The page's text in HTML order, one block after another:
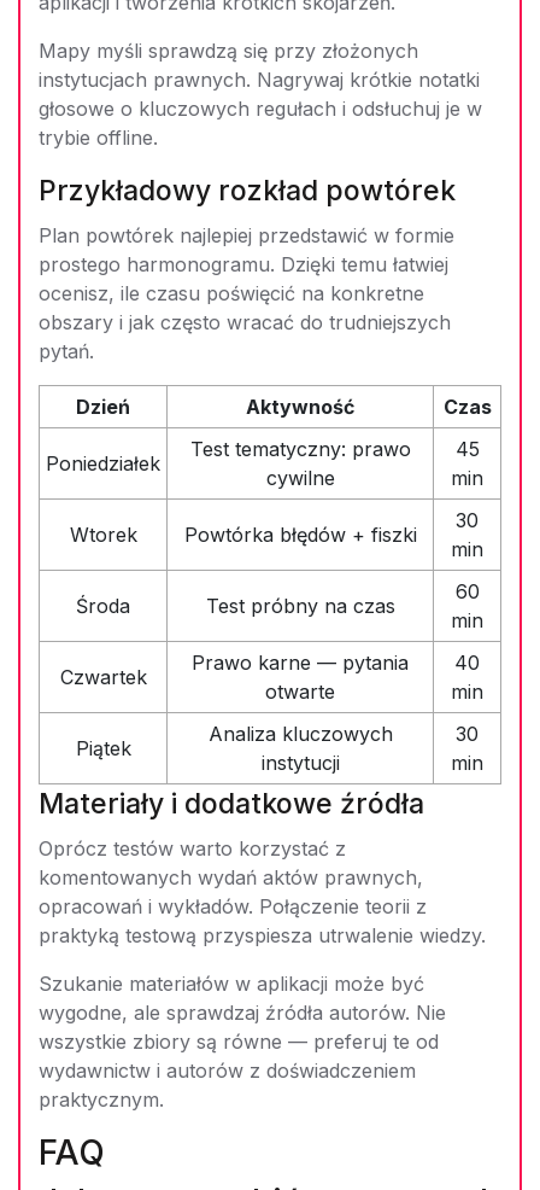
Mapy myśli sprawdzą się przy złożonych
instytucjach prawnych. Nagrywaj krótkie notatki
głosowe o kluczowych regułach i odsłuchuj je w
trybie offline.
Przykładowy rozkład powtórek
Plan powtórek najlepiej przedstawić w formie
prostego harmonogramu. Dzięki temu łatwiej
ocenisz, ile czasu poświęcić na konkretne
obszary i jak często wracać do trudniejszych
pytań.
Dzień Aktywność Czas
Poniedziałek
Test tematyczny: prawo
cywilne
45
min
Wtorek Powtórka błędów + fiszki
30
min
Środa Test próbny na czas
60
min
Czwartek
Prawo karne — pytania
otwarte
40
min
Piątek
Analiza kluczowych
instytucji
30
min
Materiały i dodatkowe źródła
Oprócz testów warto korzystać z
komentowanych wydań aktów prawnych,
opracowań i wykładów. Połączenie teorii z
praktyką testową przyspiesza utrwalenie wiedzy.
Szukanie materiałów w aplikacji może być
wygodne, ale sprawdzaj źródła autorów. Nie
wszystkie zbiory są równe — preferuj te od
wydawnictw i autorów z doświadczeniem
praktycznym.
FAQ